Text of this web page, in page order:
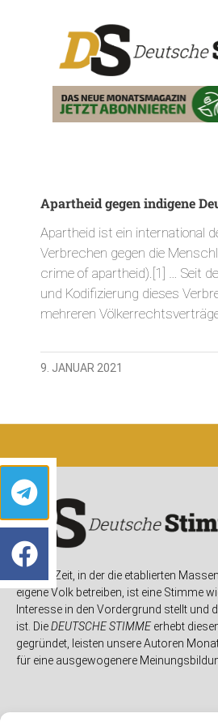
Apartheid gegen indigene
Apartheid ist ein international
Verbrechen gegen die
crime of apartheid).[1] … Seit
und Kodifizierung dieses
mehreren
9. JANUAR 2021
In einer Zeit, in der die etablierten
eigene Volk betreiben, ist eine Stimme
Interesse in den Vordergrund stellt und
ist. DieDEUTSCHE STIMMEerhebt
gegründet, leisten unsere Autoren
für eine ausgewogenere